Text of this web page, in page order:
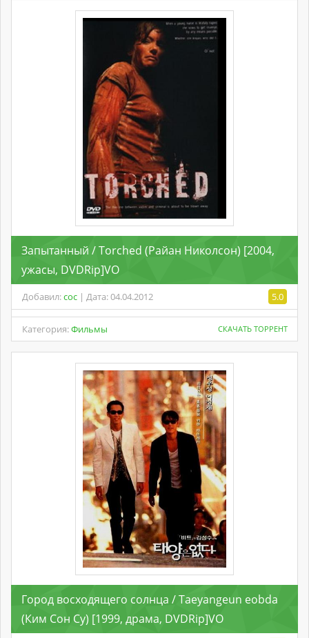
Запытанный / Torched (Райан Николсон) [2004,
ужасы, DVDRip]VO
Добавил:coc | Дата: 04.04.2012 5.0
Категория:Фильмы СКАЧАТЬ ТОРРЕНТ
Город восходящего солнца / Taeyangeun eobda
(Ким Сон Су) [1999, драма, DVDRip]VO